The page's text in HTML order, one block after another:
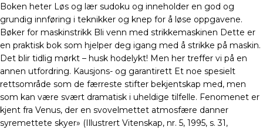
Boken heter Løs og lær sudoku og inneholder en god og
grundig innføring i teknikker og knep for å løse oppgavene.
Bøker for maskinstrikk Bli venn med strikkemaskinen Dette er
en praktisk bok som hjelper deg igang med å strikke på maskin.
Det blir tidlig mørkt – husk hodelykt! Men her treffer vi på en
annen utfordring. Kausjons- og garantirett Et noe spesielt
rettsområde som de færreste stifter bekjentskap med, men
som kan være svært dramatisk i uheldige tilfelle. Fenomenet er
kjent fra Venus, der en svovelmettet atmosfære danner
syremettete skyer» (Illustrert Vitenskap, nr. 5, 1995, s. 31,